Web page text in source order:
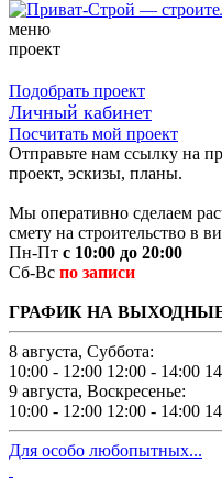
меню
проект
Подобрать проект
Личный кабинет
Посчитать мой проект
Отправьте нам ссылку на
проект, эскизы, планы.
Мы оперативно сделаем
смету на строительство в
Пн-Пт с 10:00 до 20:00
Сб-Вс по записи
ГРАФИК НА
8 августа, Суббота:
10:00 - 12:00 12:00 - 14:00
9 августа, Воскресенье:
10:00 - 12:00 12:00 - 14:00
Для особо любопытных...